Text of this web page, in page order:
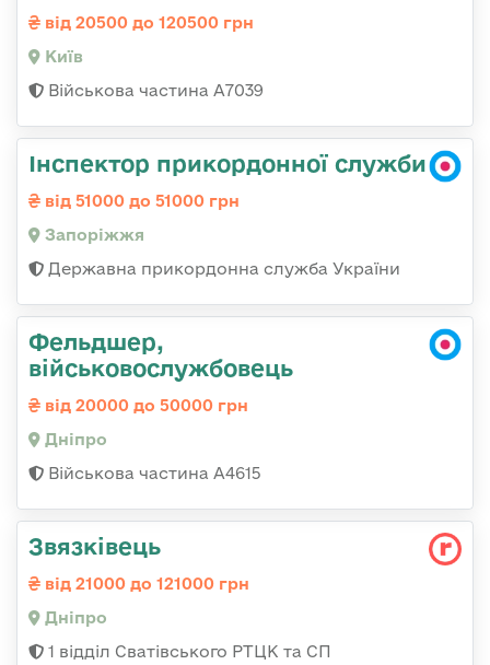
від 20500 до 120500 грн
Київ
Військова частина А7039
Інспектор прикордонної служби
від 51000 до 51000 грн
Запоріжжя
Державна прикордонна служба України
Фельдшер,
військовослужбовець
від 20000 до 50000 грн
Дніпро
Військова частина А4615
Звязківець
від 21000 до 121000 грн
Дніпро
1 відділ Сватівського РТЦК та СП